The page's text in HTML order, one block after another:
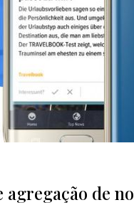
agregação de